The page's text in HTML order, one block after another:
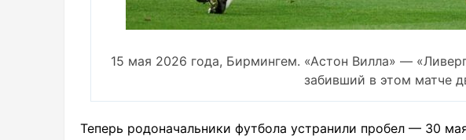
15 мая 2026 года, Бирмингем. «Астон Вилла» —
забивший в этом матче
Теперь родоначальники футбола устранили пробел — 30